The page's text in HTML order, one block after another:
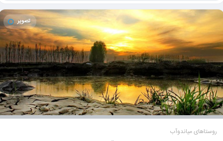
تصویر
روستاهای میاندوآب